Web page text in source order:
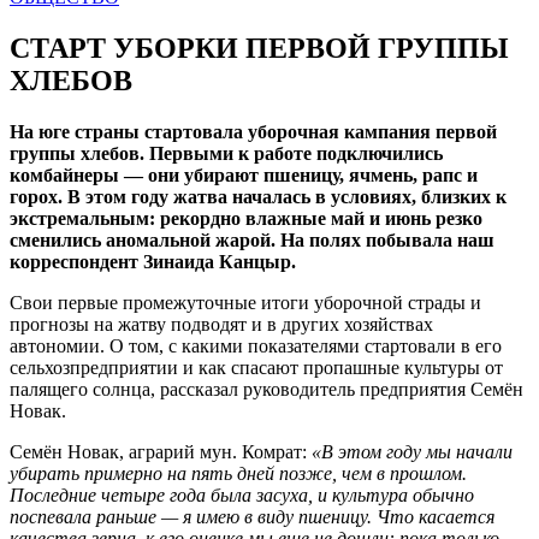
СТАРТ УБОРКИ ПЕРВОЙ ГРУППЫ
ХЛЕБОВ
На юге страны стартовала уборочная кампания первой
группы хлебов. Первыми к работе подключились
комбайнеры — они убирают пшеницу, ячмень, рапс и
горох. В этом году жатва началась в условиях, близких к
экстремальным: рекордно влажные май и июнь резко
сменились аномальной жарой. На полях побывала наш
корреспондент Зинаида Канцыр.
Свои первые промежуточные итоги уборочной страды и
прогнозы на жатву подводят и в других хозяйствах
автономии. О том, с какими показателями стартовали в его
сельхозпредприятии и как спасают пропашные культуры от
палящего солнца, рассказал руководитель предприятия Семён
Новак.
Семён Новак, аграрий мун. Комрат: «В этом году мы начали
убирать примерно на пять дней позже, чем в прошлом.
Последние четыре года была засуха, и культура обычно
поспевала раньше — я имею в виду пшеницу. Что касается